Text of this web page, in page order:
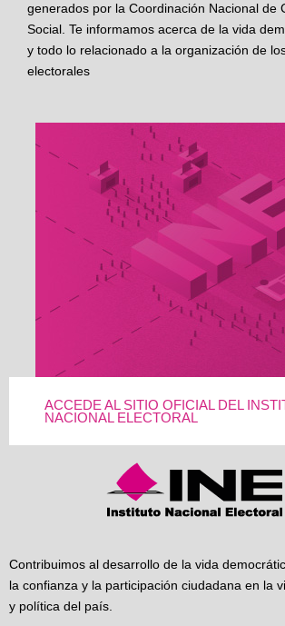
generados por la Coordinación Nacional de
Social. Te informamos acerca de la vida
y todo lo relacionado a la organización de
electorales
ACCEDE AL SITIO OFICIAL DEL
NACIONAL ELECTORAL
Contribuimos al desarrollo de la vida
la confianza y la participación ciudadana en la
y política del país.